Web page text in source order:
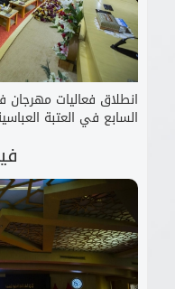
انطلاق فعاليات مهرجان
السابع في العتبة